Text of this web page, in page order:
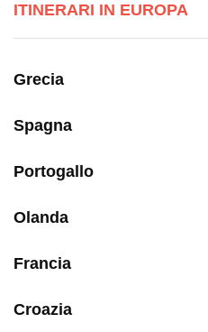
ITINERARI IN EUROPA
Grecia
Spagna
Portogallo
Olanda
Francia
Croazia